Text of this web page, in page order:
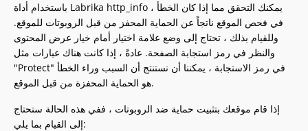
باستخدام أداة Labrika http_info ، يمكنك التحقق مما إذا كان الخطأ
في فحص الموقع ناتجاً عن الحماية المحفز من قبل الروبوتات للموقع.
وللقيام بذلك ، تحتاج إلى وضع علامة اختيار أمام خيار عرض المحتوى
والنظر في رمز استجابة الصفحة. عادةً ، إذا كانت هناك عبارات مثل
"Protect" في رمز الاستجابة ، يمكننا أن نستنتج أن السبب وراء الخطأ
هو الحماية المحفزة من قبل الموقع.
إذا قام موقعك بتثبيت حماية ضد الروبوتات ، ففي هذه الحالة ستحتاج
إلى القيام بما يلي: